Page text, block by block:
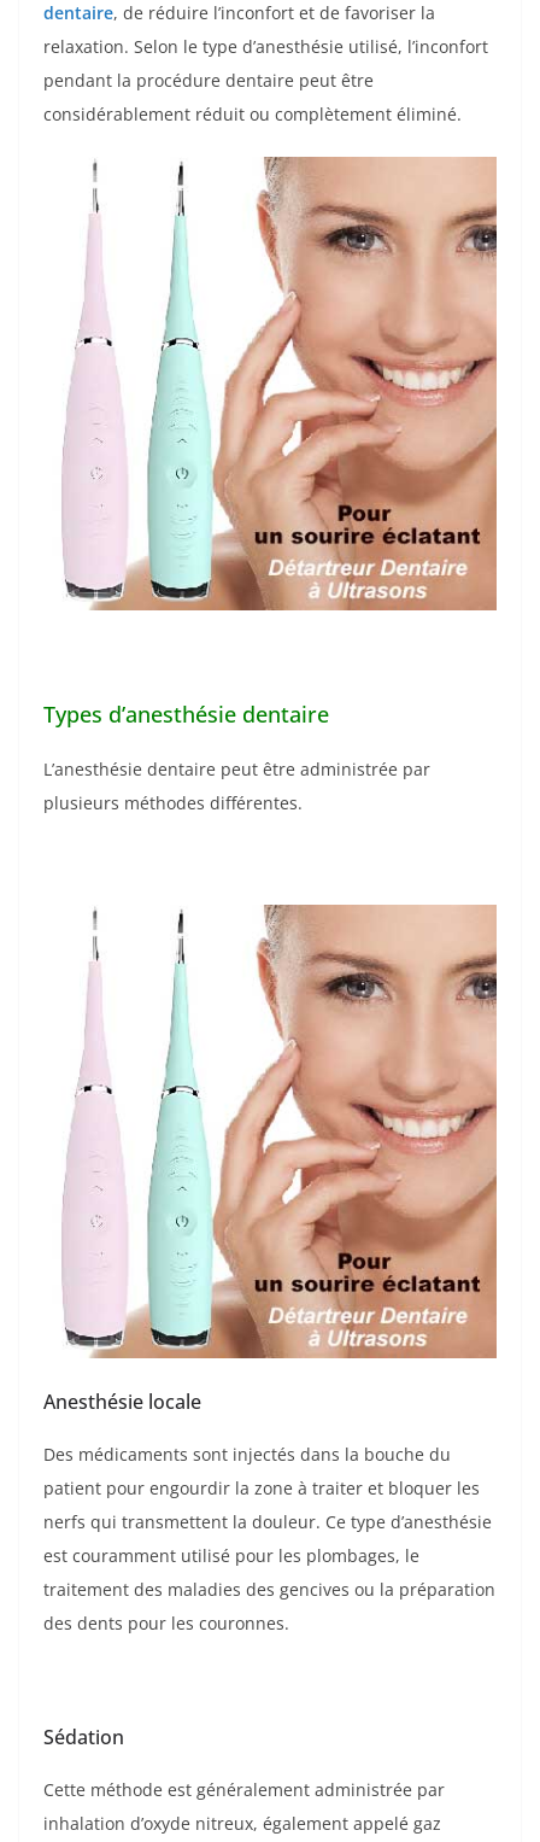
dentaire, de réduire l’inconfort et de favoriser la
relaxation. Selon le type d’anesthésie utilisé, l’inconfort
pendant la procédure dentaire peut être
considérablement réduit ou complètement éliminé.
Types d’anesthésie dentaire
L’anesthésie dentaire peut être administrée par
plusieurs méthodes différentes.
Anesthésie locale
Des médicaments sont injectés dans la bouche du
patient pour engourdir la zone à traiter et bloquer les
nerfs qui transmettent la douleur. Ce type d’anesthésie
est couramment utilisé pour les plombages, le
traitement des maladies des gencives ou la préparation
des dents pour les couronnes.
Sédation
Cette méthode est généralement administrée par
inhalation d’oxyde nitreux, également appelé gaz